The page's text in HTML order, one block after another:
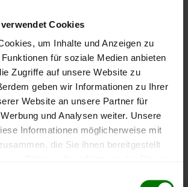
Cookies
um Inhalte und Anzeigen zu
für soziale Medien anbieten
Zugriffe auf unsere Website zu
geben wir Informationen zu Ihrer
Website an unsere Partner für
und Analysen weiter. Unsere
Informationen möglicherweise mit
die Sie ihnen bereitgestellt
lose Ware
Januar
2026
Mai
2026
für Holzpellets in Deutschland
auf unsererPelletspreise-Seite
nachvollziehen.